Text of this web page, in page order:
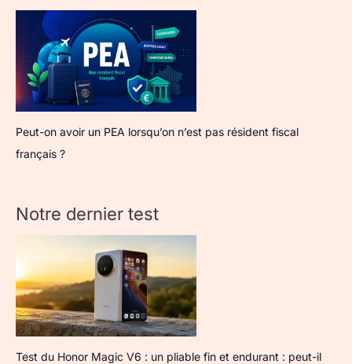
Peut-on avoir un PEA lorsqu’on n’est pas résident fiscal
français ?
Notre dernier test
Test du Honor Magic V6 : un pliable fin et endurant : peut-il